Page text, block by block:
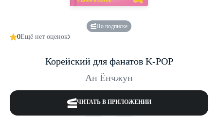
По подписке
0Ещё нет оценок
Корейский для фанатов K-POP
Ан Ёнчжун
ЧИТАТЬ В ПРИЛОЖЕНИИ